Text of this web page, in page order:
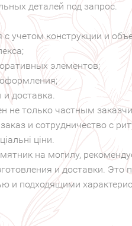
деталей под запрос.
учетом конструкции и
элементов;
доставка.
не только частным
и сотрудничество с
ціни.
на могилу,
и доставки. Это
и подходящими